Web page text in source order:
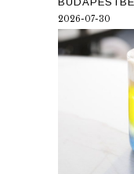
2026-07-30